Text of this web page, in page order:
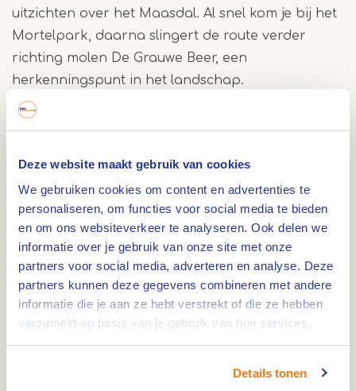
Deze website maakt gebruik van cookies
We gebruiken cookies om content en advertenties te
personaliseren, om functies voor social media te bieden
en om ons websiteverkeer te analyseren. Ook delen we
informatie over je gebruik van onze site met onze
partners voor social media, adverteren en analyse. Deze
partners kunnen deze gegevens combineren met andere
informatie die je aan ze hebt verstrekt of die ze hebben
verzameld op basis van je gebruik van hun services.
Details tonen
uitzichten over het Maasdal. Al snel kom je bij het
Mortelpark, daarna slingert de route verder
richting molen De Grauwe Beer, een
herkenningspunt in het landschap.
In het spoor van de huurvaarders
De naam van de route verwijst naar de vroegere
Huurvaarders: mensen die hout over de Maas
een landschap dat verhalen ademt. Een
toegankelijke wandeling vol groen, geschiedenis
en uitzicht.
Praktische info Huurvaarderspad
Lengte: 3,8 km
Ondergrond:verharde en onverharde wegen